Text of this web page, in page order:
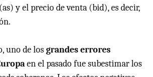
y el precio de venta (bid), es decir,
uno de losgrandes errores
en el pasado fue subestimar los